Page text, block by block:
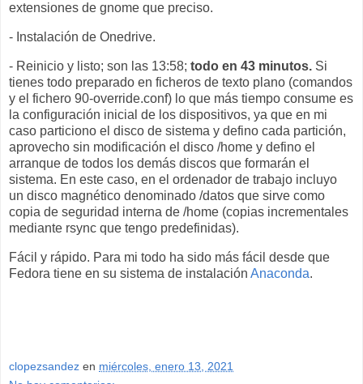
extensiones de gnome que preciso.
- Instalación de Onedrive.
- Reinicio y listo; son las 13:58; todo en 43 minutos. Si
tienes todo preparado en ficheros de texto plano (comandos
y el fichero 90-override.conf) lo que más tiempo consume es
la configuración inicial de los dispositivos, ya que en mi
caso particiono el disco de sistema y defino cada partición,
aprovecho sin modificación el disco /home y defino el
arranque de todos los demás discos que formarán el
sistema. En este caso, en el ordenador de trabajo incluyo
un disco magnético denominado /datos que sirve como
copia de seguridad interna de /home (copias incrementales
mediante rsync que tengo predefinidas).
Fácil y rápido. Para mi todo ha sido más fácil desde que
Fedora tiene en su sistema de instalación Anaconda.
clopezsandez en miércoles, enero 13, 2021